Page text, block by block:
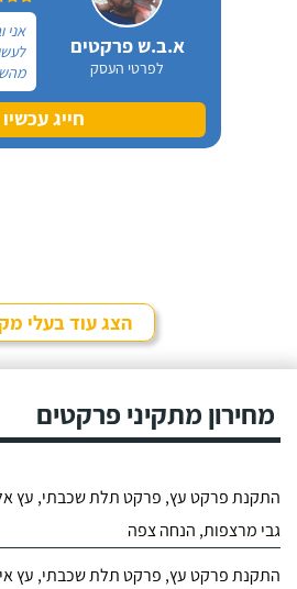
א.ב.ש פרקטים
לפרטי העסק
אני
את
חייג
הצג עוד בעלי
מחירון מתקיני פרקטים
התקנת פרקט עץ, פרקט תלת שכבתי, עץ
גבי מרצפות, הנחה צפה
התקנת פרקט עץ, פרקט תלת שכבתי, עץ